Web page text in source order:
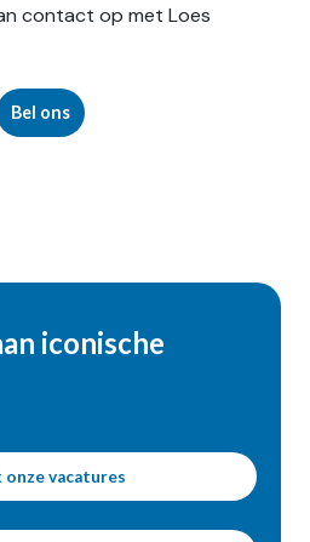
contact op met Loes
Bel ons
iconische
onze vacatures